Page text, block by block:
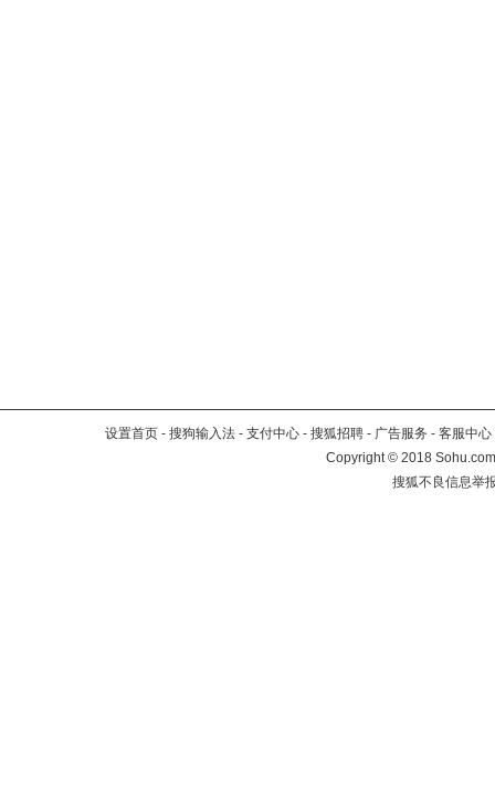
设置首页 - 搜狗输入法 - 支付中心 - 搜狐招聘 - 广告服务 - 客服中心
Copyright©2018
搜狐不良信息举